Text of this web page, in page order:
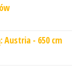
- 650 cm